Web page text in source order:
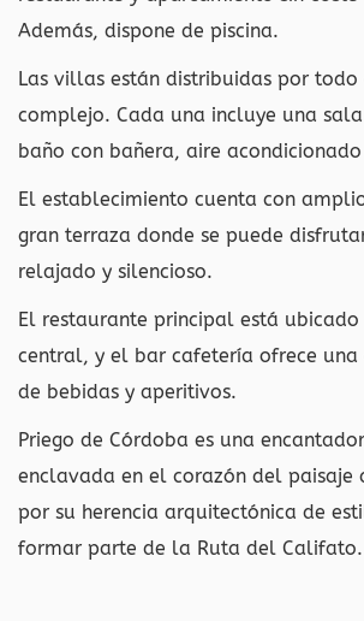
Además, dispone de piscina.
Las villas están distribuidas por
complejo. Cada una incluye una
baño con bañera, aire
El establecimiento cuenta con
gran terraza donde se puede
relajado y silencioso.
El restaurante principal está
central, y el bar cafetería ofrece
de bebidas y aperitivos.
Priego de Córdoba es una
enclavada en el corazón del paisaje
por su herencia arquitectónica de
formar parte de la Ruta del Califato.